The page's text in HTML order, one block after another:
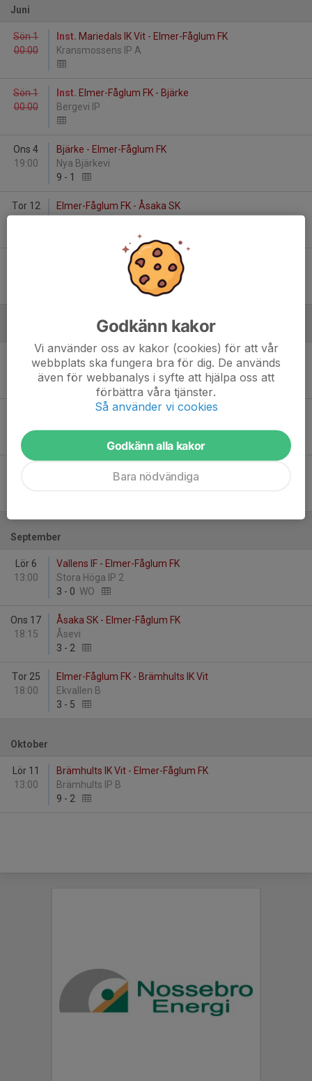
Juni
Sön 1
00:00
Inst. Mariedals IK Vit - Elmer-Fåglum FK
Kransmossens IP A
Sön 1
00:00
Inst. Elmer-Fåglum FK - Bjärke
Bergevi IP
Ons 4
19:00
Bjärke - Elmer-Fåglum FK
Nya Bjärkevi
9 - 1
Tor 12
Elmer-Fåglum FK - Åsaka SK
Elmer-Fåglum FK - Mariedals IK Vit
18:00
Gerdskens BK - Elmer-Fåglum FK
Gerdskenvallen A-plan
28
-0
Elmer-Fåglum FK - IF Elfsborg
Östlyckevallen
September
Lör 6
13:00
Vallens IF - Elmer-Fåglum FK
Stora Höga IP 2
3 - 0 WO
Ons 17
18:15
Åsaka SK - Elmer-Fåglum FK
Åsevi
3 - 2
Tor 25
18:00
Elmer-Fåglum FK - Brämhults IK Vit
Ekvallen B
3 - 5
Oktober
Lör 11
13:00
Brämhults IK Vit - Elmer-Fåglum FK
Brämhults IP B
9 - 2
Godkänn kakor
Vi använder oss av kakor (cookies) för att vår
webbplats ska fungera bra för dig. De används
även för webbanalys i syfte att hjälpa oss att
förbättra våra tjänster.
Så använder vi cookies
Godkänn alla kakor
Bara nödvändiga